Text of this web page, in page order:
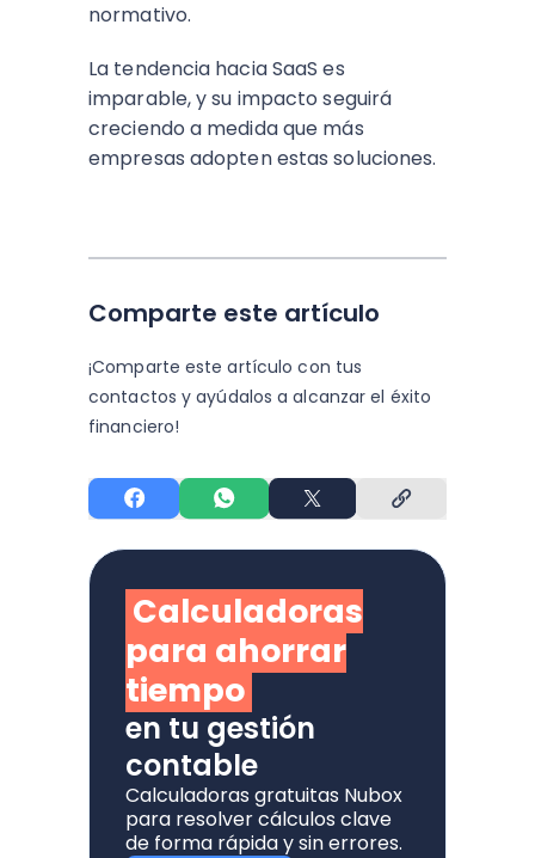
normativo.
La tendencia hacia SaaS es
imparable, y su impacto seguirá
creciendo a medida que más
empresas adopten estas soluciones.
Comparte este artículo
¡Comparte este artículo con tus
contactos y ayúdalos a alcanzar el éxito
financiero!
Calculadoras
para ahorrar
tiempo
en tu gestión
contable
Calculadoras gratuitas Nubox
para resolver cálculos clave
de forma rápida y sin errores.